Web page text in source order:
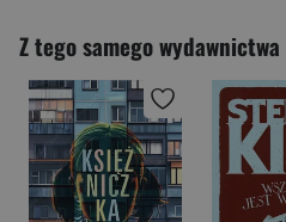
Z tego samego wydawnictwa